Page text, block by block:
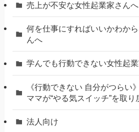
売上が不安な女性起業家さんへ
何を仕事にすればいいかわか
んへ
学んでも行動できない女性起
《行動できない 自分がつらい
ママが“やる気スイッチ”を取り
法人向け